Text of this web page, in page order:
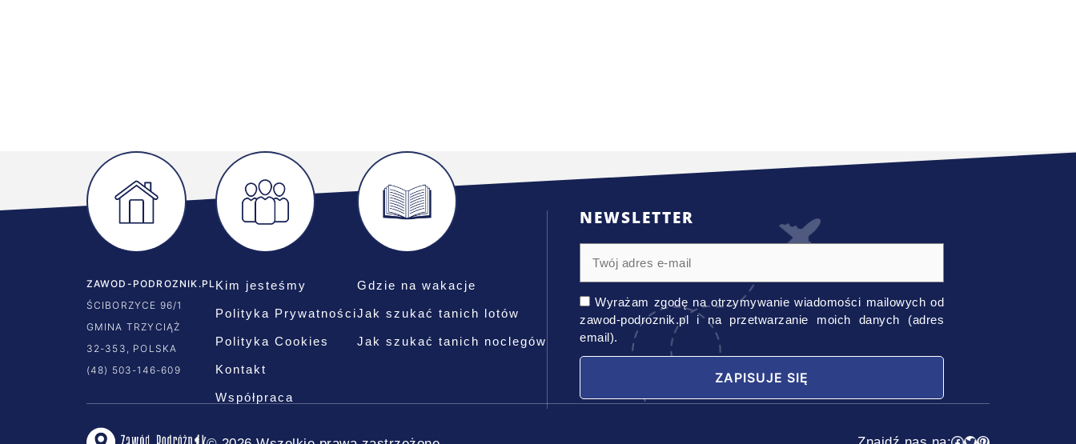
ZAWOD-PODROZNIK.PL
ŚCIBORZYCE 96/1
GMINA TRZYCIĄŻ
32-353, POLSKA
(48) 503-146-609
Kim jesteśmy
Polityka Prywatności
Polityka Cookies
Kontakt
Współpraca
Gdzie na wakacje
Jak szukać tanich lotów
Jak szukać tanich noclegów
NEWSLETTER
Wyrażam zgodę na otrzymywanie wiadomości mailowych od
zawod-podroznik.pl i na przetwarzanie moich danych (adres
email).
Facebook
Twitter
Pinterest